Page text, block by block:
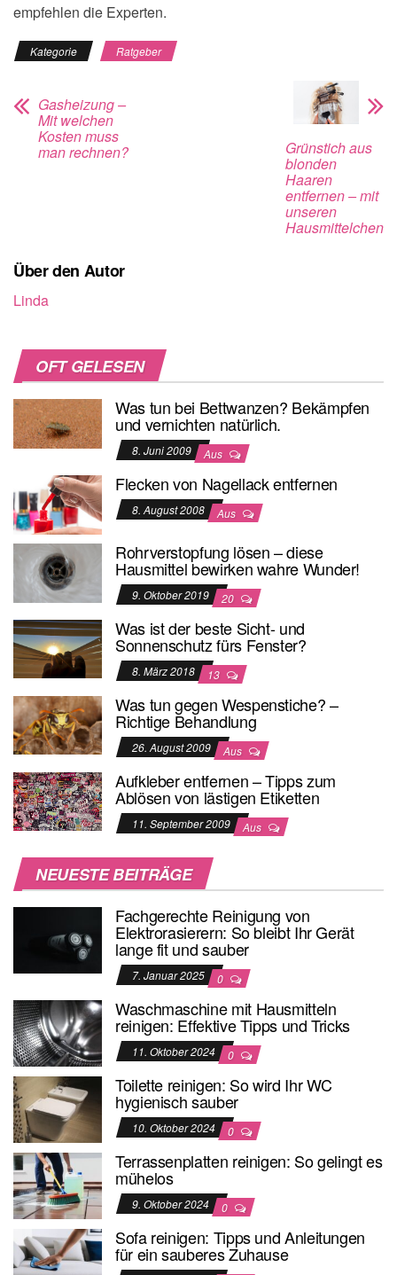
empfehlen die Experten.
Kategorie Ratgeber
Gasheizung –
Mit welchen
Kosten muss
man rechnen? Grünstich aus
blonden
Haaren
entfernen – mit
unseren
Hausmittelchen
Über den Autor
Linda
OFT GELESEN
Was tun bei Bettwanzen? Bekämpfen
und vernichten natürlich.
8. Juni 2009 Aus
Flecken von Nagellack entfernen
8. August 2008 Aus
Rohrverstopfung lösen – diese
Hausmittel bewirken wahre Wunder!
9. Oktober 2019 20
Was ist der beste Sicht- und
Sonnenschutz fürs Fenster?
8. März 2018 13
Was tun gegen Wespenstiche? –
Richtige Behandlung
26. August 2009 Aus
Aufkleber entfernen – Tipps zum
Ablösen von lästigen Etiketten
11. September 2009 Aus
NEUESTE BEITRÄGE
Fachgerechte Reinigung von
Elektrorasierern: So bleibt Ihr Gerät
lange fit und sauber
7. Januar 2025 0
Waschmaschine mit Hausmitteln
reinigen: Effektive Tipps und Tricks
11. Oktober 2024 0
Toilette reinigen: So wird Ihr WC
hygienisch sauber
10. Oktober 2024 0
Terrassenplatten reinigen: So gelingt es
mühelos
9. Oktober 2024 0
Sofa reinigen: Tipps und Anleitungen
für ein sauberes Zuhause